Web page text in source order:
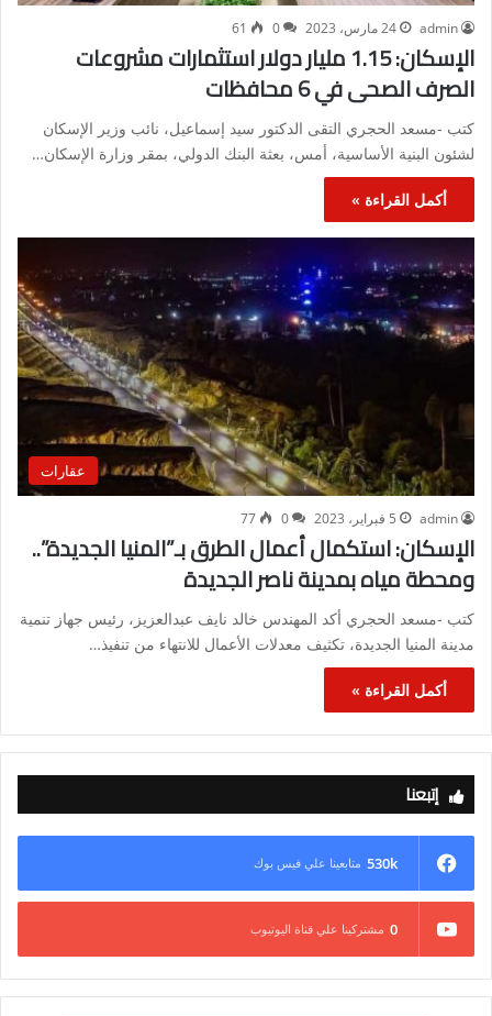
admin 24 مارس، 2023 0
61
الإسكان: 1.15 مليار دولار استثمارات مشروعات
الصرف الصحى في 6 محافظات
كتب -مسعد الحجري التقى الدكتور سيد إسماعيل، نائب وزير الإسكان
لشئون البنية الأساسية، أمس، بعثة البنك الدولي، بمقر وزارة الإسكان…
أكمل القراءة »
عقارات
admin 5 فبراير، 2023 0
77
الإسكان: استكمال أعمال الطرق بـ”المنيا الجديدة”..
ومحطة مياه بمدينة ناصر الجديدة
كتب -مسعد الحجري أكد المهندس خالد نايف عبدالعزيز، رئيس جهاز تنمية
مدينة المنيا الجديدة، تكثيف معدلات الأعمال للانتهاء من تنفيذ…
أكمل القراءة »
إتبعنا
530k متابعينا علي فيس بوك
0 مشتركينا علي قناة اليوتيوب